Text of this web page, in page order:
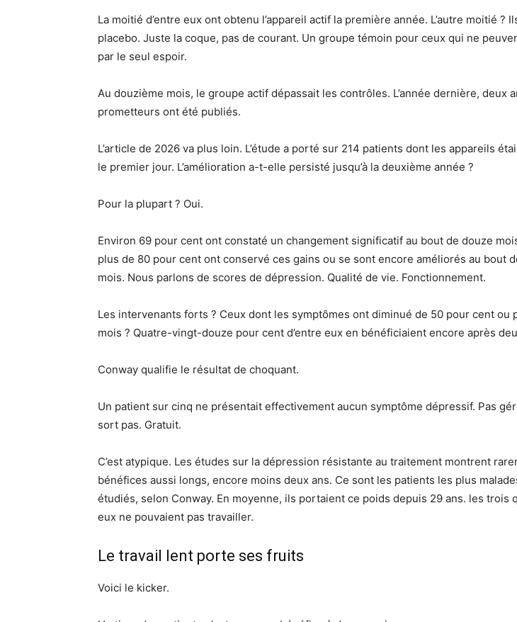
La moitié d’entre eux ont obtenu l’appareil actif la première année. L’autre moitié ?
placebo. Juste la coque, pas de courant. Un groupe témoin pour ceux qui ne
par le seul espoir.
Au douzième mois, le groupe actif dépassait les contrôles. L’année dernière, deux
prometteurs ont été publiés.
L’article de 2026 va plus loin. L’étude a porté sur 214 patients dont les appareils
le premier jour. L’amélioration a-t-elle persisté jusqu’à la deuxième année ?
Pour la plupart ? Oui.
Environ 69 pour cent ont constaté un changement significatif au bout de douze
plus de 80 pour cent ont conservé ces gains ou se sont encore améliorés au bout
mois. Nous parlons de scores de dépression. Qualité de vie. Fonctionnement.
Les intervenants forts ? Ceux dont les symptômes ont diminué de 50 pour cent ou
mois ? Quatre-vingt-douze pour cent d’entre eux en bénéficiaient encore après
Conway qualifie le résultat de choquant.
Un patient sur cinq ne présentait effectivement aucun symptôme dépressif. Pas
sort pas. Gratuit.
C’est atypique. Les études sur la dépression résistante au traitement montrent
bénéfices aussi longs, encore moins deux ans. Ce sont les patients les plus
étudiés, selon Conway. En moyenne, ils portaient ce poids depuis 29 ans. les trois
eux ne pouvaient pas travailler.
Le travail lent porte ses fruits
Voici le kicker.